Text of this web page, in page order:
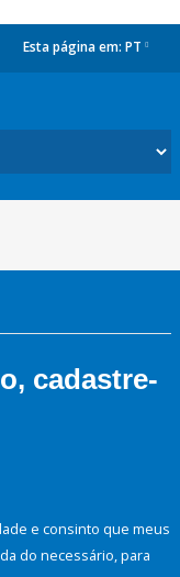
Esta página em: PT
cadastre-
e consinto que meus
do necessário, para